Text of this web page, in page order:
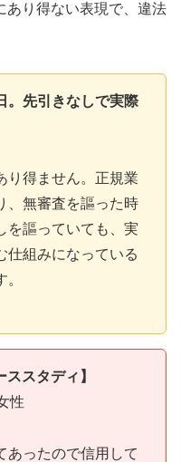
あり得ない表現で、違法
。先引きなしで実際
り得ません。正規業
、無審査を謳った時
を謳っていても、実
仕組みになっている
スタディ】
性
あったので信用して